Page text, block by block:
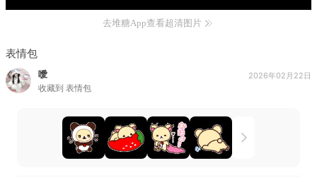
去堆糖App查看超清图片
表情包
噯
收藏到 表情包
2026年02月22日